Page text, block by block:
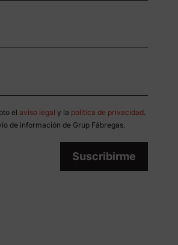
el aviso legal y la política de privacidad.
de información de Grup Fábregas.
Suscribirme